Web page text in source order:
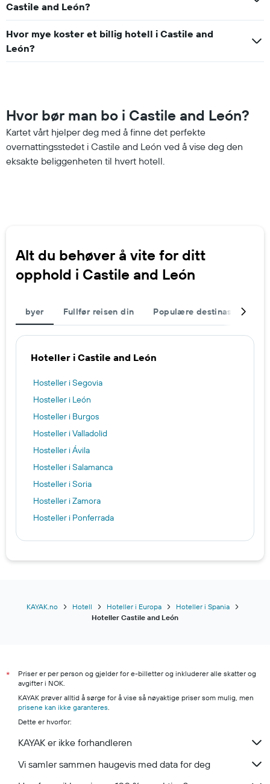
Castile and León?
Hvor mye koster et billig hotell i Castile and
León?
Hvor bør man bo i Castile and León?
Kartet vårt hjelper deg med å finne det perfekte
overnattingsstedet i Castile and León ved å vise deg den
eksakte beliggenheten til hvert hotell.
Alt du behøver å vite for ditt
opphold i Castile and León
byer Fullfør reisen din Populære destinasjoner
Hoteller i Castile and León
Hosteller i Segovia
Hosteller i León
Hosteller i Burgos
Hosteller i Valladolid
Hosteller i Ávila
Hosteller i Salamanca
Hosteller i Soria
Hosteller i Zamora
Hosteller i Ponferrada
KAYAK.no Hotell Hoteller i Europa
Hoteller i Spania
Hoteller Castile and León
*
Priser er per person og gjelder for e-billetter og inkluderer alle skatter og
avgifter i NOK.
KAYAK prøver alltid å sørge for å vise så nøyaktige priser som mulig, men
prisene kan ikke garanteres.
Dette er hvorfor:
KAYAK er ikke forhandleren
Vi samler sammen haugevis med data for deg